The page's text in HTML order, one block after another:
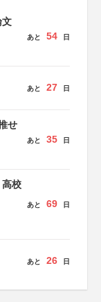
文
あと 54 日
あと 27 日
せ
あと 35 日
高校
あと 69 日
あと 26 日